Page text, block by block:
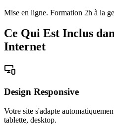
Mise en ligne. Formation 2h à la
Ce Qui Est Inclus
Internet
Design Responsive
Votre site s'adapte
tablette, desktop.